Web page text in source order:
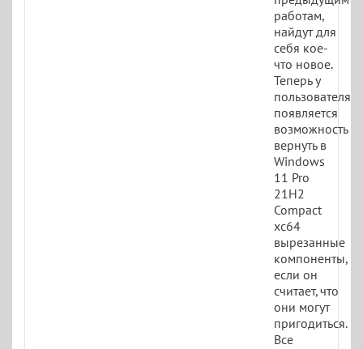
работам,
найдут для
себя кое-
что новое.
Теперь у
пользователя
появляется
возможность
вернуть в
Windows
11 Pro
21H2
Compact
xc64
вырезанные
компоненты,
если он
считает, что
они могут
пригодиться.
Все